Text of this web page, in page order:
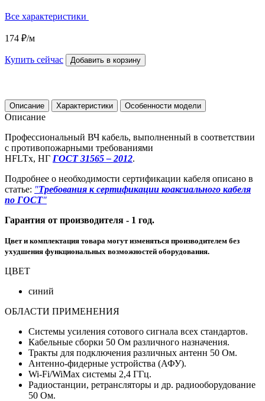
Все характеристики
174 ₽/м
Купить сейчас Добавить в корзину
Описание Характеристики Особенности модели
Описание
Профессиональный ВЧ кабель, выполненный в соответствии
с противопожарными требованиями
HFLTx, НГ ГОСТ 31565 – 2012.
Подробнее о необходимости сертификации кабеля описано в
статье: "Требования к сертификации коаксиального кабеля
по ГОСТ"
Гарантия от производителя - 1 год.
Цвет и комплектация товара могут изменяться производителем без
ухудшения функциональных возможностей оборудования.
ЦВЕТ
синий
ОБЛАСТИ ПРИМЕНЕНИЯ
Системы усиления сотового сигнала всех стандартов.
Кабельные сборки 50 Ом различного назначения.
Тракты для подключения различных антенн 50 Ом.
Антенно-фидерные устройства (АФУ).
Wi-Fi/WiMax системы 2,4 ГГц.
Радиостанции, ретрансляторы и др. радиооборудование
50 Ом.